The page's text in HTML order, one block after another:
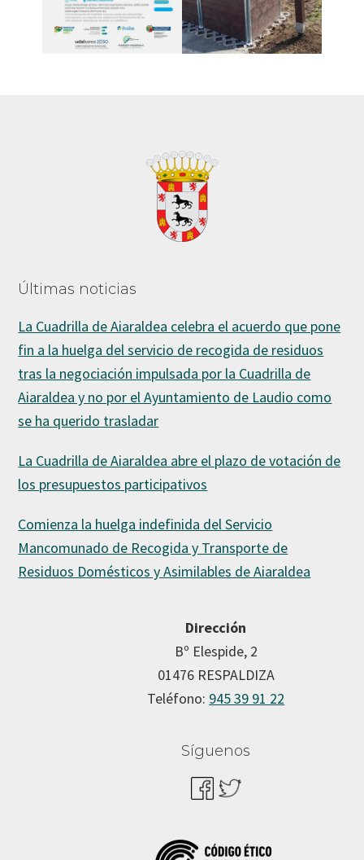
Últimas noticias
La Cuadrilla de Aiaraldea celebra el acuerdo que pone
fin a la huelga del servicio de recogida de residuos
tras la negociación impulsada por la Cuadrilla de
Aiaraldea y no por el Ayuntamiento de Laudio como
se ha querido trasladar
La Cuadrilla de Aiaraldea abre el plazo de votación de
los presupuestos participativos
Comienza la huelga indefinida del Servicio
Mancomunado de Recogida y Transporte de
Residuos Domésticos y Asimilables de Aiaraldea
Dirección
Bº Elespide, 2
01476 RESPALDIZA
Teléfono: 945 39 91 22
Síguenos